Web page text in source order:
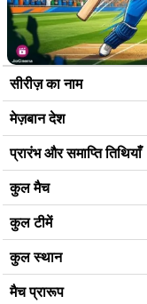
सीरीज़ का नाम
मेज़बान देश
प्रारंभ और समाप्ति तिथियाँ
कुल मैच
कुल टीमें
कुल स्थान
मैच प्रारूप